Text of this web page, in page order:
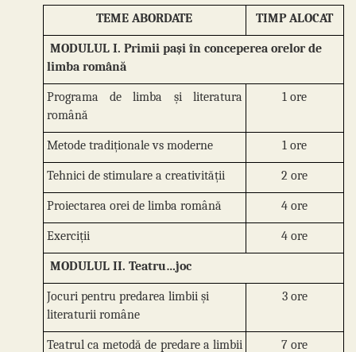
TEME ABORDATE TIMP ALOCAT
MODULUL I. Primii pași în conceperea orelor de
limba română
Programa de limba și literatura
română
1 ore
Metode tradiționale vs moderne 1 ore
Tehnici de stimulare a creativității 2 ore
Proiectarea orei de limba română 4 ore
Exerciții 4 ore
MODULUL II. Teatru…joc
Jocuri pentru predarea limbii și
literaturii române
3 ore
Teatrul ca metodă de predare a limbii
7 ore